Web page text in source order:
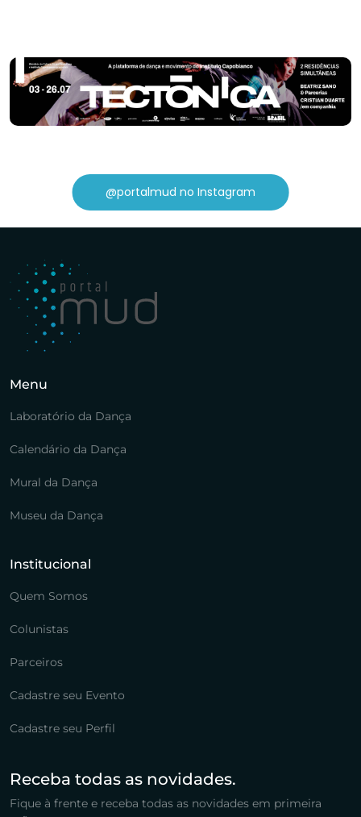
@portalmud no Instagram
Menu
Laboratório da Dança
Calendário da Dança
Mural da Dança
Museu da Dança
Institucional
Quem Somos
Colunistas
Parceiros
Cadastre seu Evento
Cadastre seu Perfil
Receba todas as novidades.
Fique à frente e receba todas as novidades em primeira